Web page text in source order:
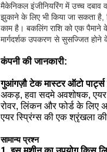
मैकेनिकल इंजीनियरिंग में उच्च दबाव
झुकाने के लिए भी किया जा सकता
काम है। बकलिंग राशि को एक पैमाने
मार्गदर्शक उपकरण से सुसज्जित
कंपनी की जानकारी:
गुआंगज़ौ टेक मास्टर ऑटो पार्ट्स
अकड़, हवा सदमे अवशोषक, एयर
रोवर, लिंकन और फोर्ड के लिए
एयर स्प्रिंग्स की एक श्रृंखला
सामान्य प्रश्न